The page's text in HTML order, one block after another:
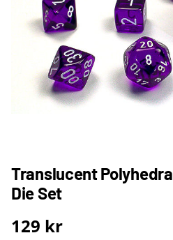
Translucent
Die Set
129 kr